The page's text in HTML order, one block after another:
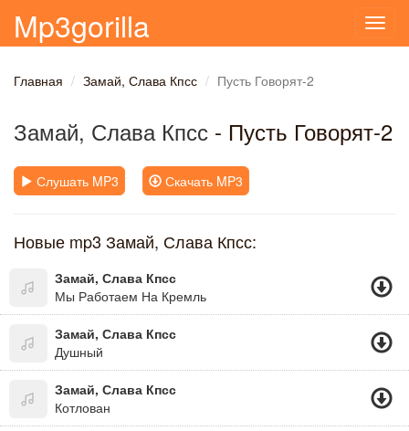
Mp3gorilla
Главная Замай, Слава Кпсс Пусть Говорят-2
Замай, Слава Кпсс - Пусть Говорят-2
Слушать MP3 Скачать MP3
Новые mp3 Замай, Слава Кпсс:
Замай, Слава Кпсс
Мы Работаем На Кремль
Замай, Слава Кпсс
Душный
Замай, Слава Кпсс
Котлован